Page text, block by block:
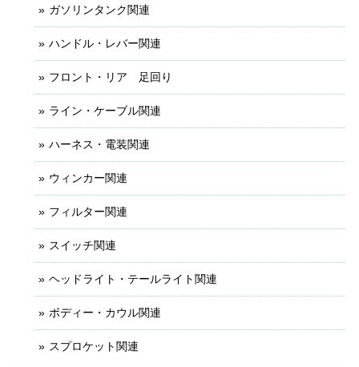
ガソリンタンク関連
ハンドル・レバー関連
フロント・リア 足回り
ライン・ケーブル関連
ハーネス・電装関連
ウィンカー関連
フィルター関連
スイッチ関連
ヘッドライト・テールライト関連
ボディー・カウル関連
スプロケット関連